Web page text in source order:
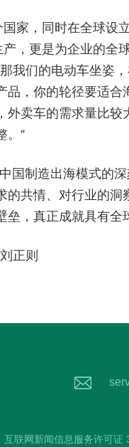
家，同时在全球设
，更是为企业的全
我们的电动车坐姿
，你的轮径要适
卖车的需求量比
。”
国制造出海模式的
共情、对行业的洞
，真正成就具有全
正则
互联网新闻信息服务许可证